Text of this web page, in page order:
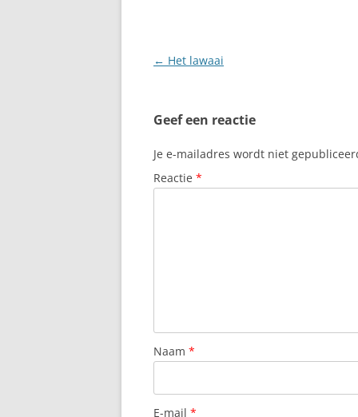
Berichtnavigatie
← Het lawaai
Geef een reactie
Je e-mailadres wordt niet
Reactie *
Naam *
E-mail *